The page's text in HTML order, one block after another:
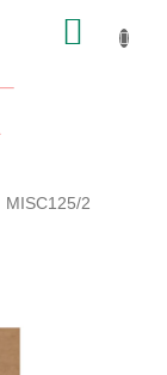
KOSÁR
MISC125/2